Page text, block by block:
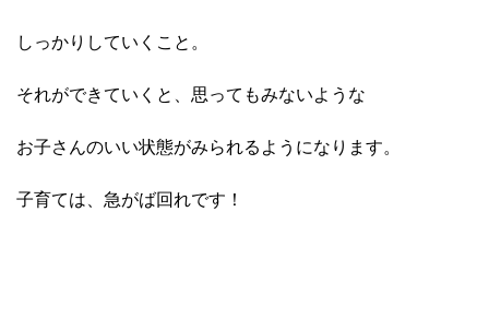
しっかりしていくこと。
それができていくと、思ってもみないような
お子さんのいい状態がみられるようになります。
子育ては、急がば回れです！